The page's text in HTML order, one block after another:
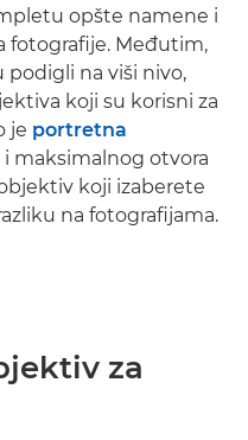
opšte namene i
fotografije. Međutim,
na viši nivo,
koji su korisni za
je portretna
i maksimalnog otvora
koji izaberete
na fotografijama.
za